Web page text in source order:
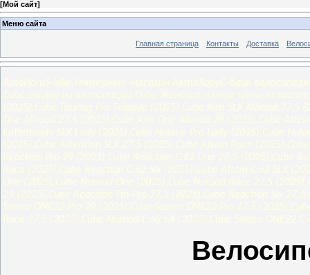
[Мой сайт]
Меню сайта
Главная страница Контакты Доставка